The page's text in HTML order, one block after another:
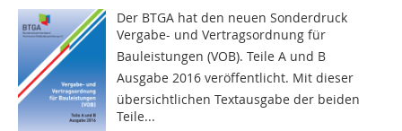
Der BTGA hat den neuen Sonderdruck
Vergabe- und Vertragsordnung für
Bauleistungen (VOB). Teile A und B 
Ausgabe 2016 veröffentlicht. Mit dieser
übersichtlichen Textausgabe der beiden
Teile...